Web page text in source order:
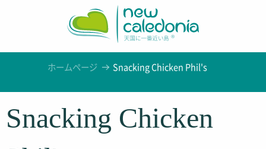
ホームページ Snacking Chicken Phil's
Snacking Chicken